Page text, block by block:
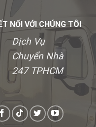
NỐI VỚI CHÚNG TÔI
Dịch Vụ
Chuyển Nhà
247 TPHCM